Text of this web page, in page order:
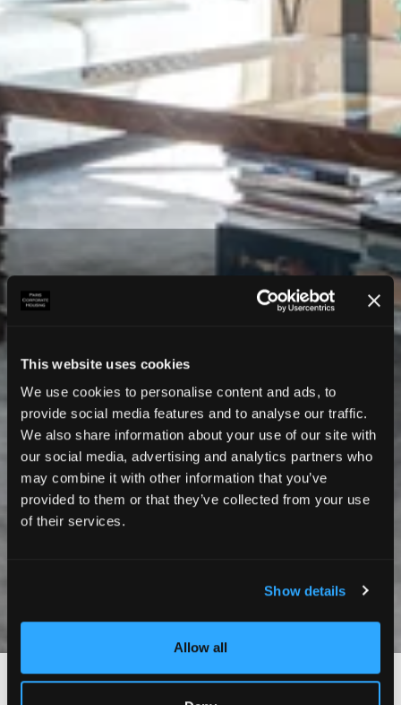
This website uses cookies
We use cookies to personalise content and ads, to
provide social media features and to analyse our traffic.
We also share information about your use of our site with
our social media, advertising and analytics partners who
may combine it with other information that you’ve
provided to them or that they’ve collected from your use
of their services.
Show details
Allow all